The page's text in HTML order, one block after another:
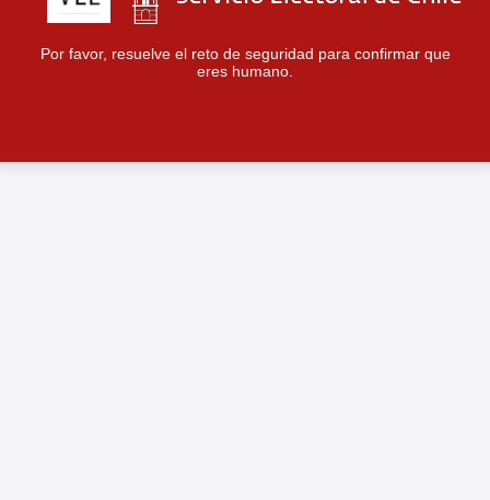
Por favor, resuelve el reto de seguridad para confirmar que
eres humano.